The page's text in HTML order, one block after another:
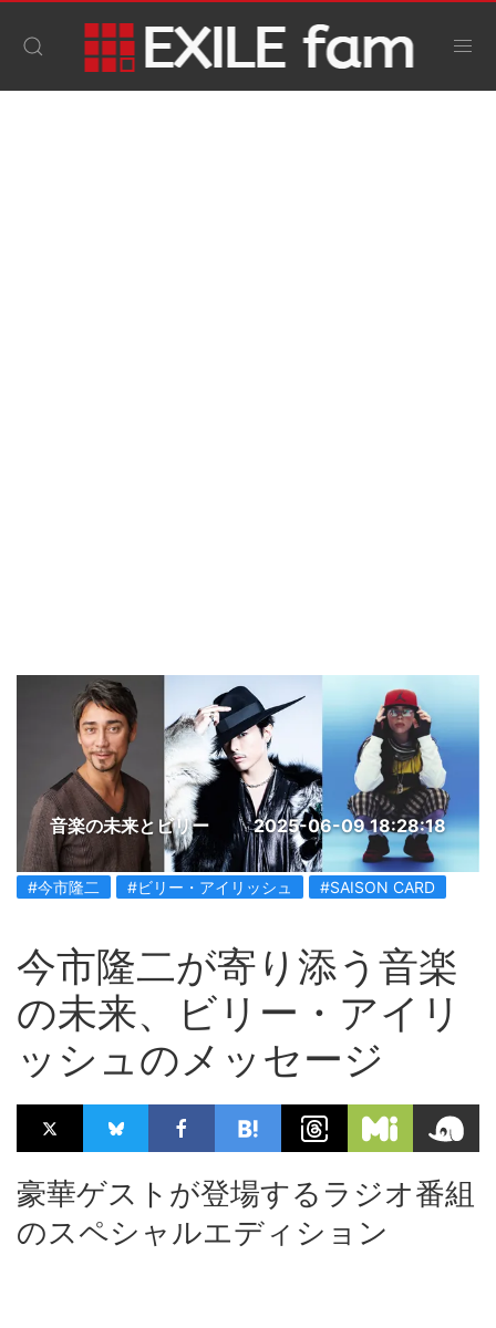
音楽の未来とビリー 2025-06-09 18:28:18
#今市隆二 #ビリー・アイリッシュ #SAISON CARD
今市隆二が寄り添う音楽
の未来、ビリー・アイリ
ッシュのメッセージ
豪華ゲストが登場するラジオ番組
のスペシャルエディション